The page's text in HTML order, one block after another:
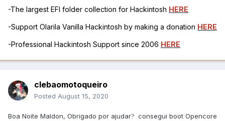
-The largest EFI folder collection for Hackintosh HERE
-Support Olarila Vanilla Hackintosh by making a donation HERE
-Professional Hackintosh Support since 2006 HERE
clebaomotoqueiro
Posted August 15, 2020
Boa Noite Maldon, Obrigado por ajudar? consegui boot Opencore